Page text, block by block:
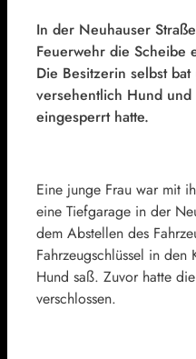
In der Neuhauser
Feuerwehr die Scheibe
Die Besitzerin selbst
versehentlich Hund
eingesperrt hatte.
Eine junge Frau war mit
eine Tiefgarage in der
dem Abstellen des
Fahrzeugschlüssel in
Hund saß. Zuvor hatte
verschlossen.